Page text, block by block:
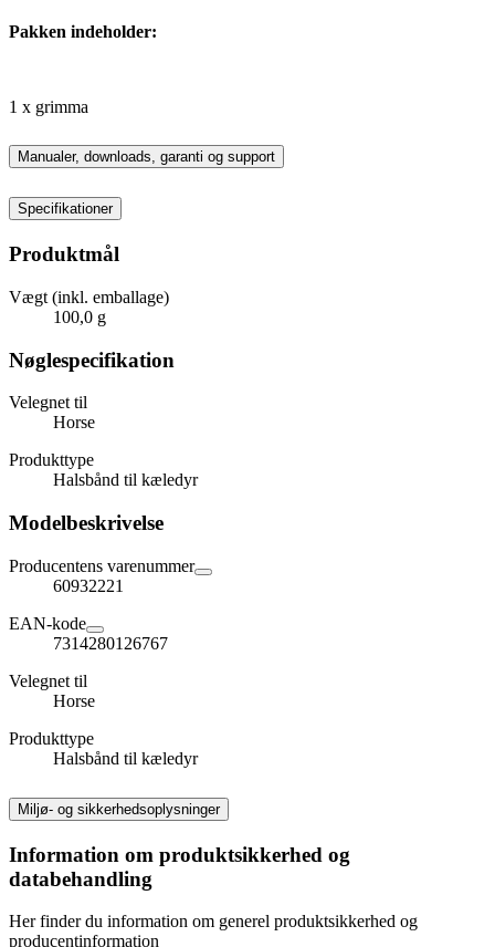
Pakken indeholder:
1 x grimma
Manualer, downloads, garanti og support
Specifikationer
Produktmål
Vægt (inkl. emballage)
100,0 g
Nøglespecifikation
Velegnet til
Horse
Produkttype
Halsbånd til kæledyr
Modelbeskrivelse
Producentens varenummer
60932221
EAN-kode
7314280126767
Velegnet til
Horse
Produkttype
Halsbånd til kæledyr
Miljø- og sikkerhedsoplysninger
Information om produktsikkerhed og
databehandling
Her finder du information om generel produktsikkerhed og
producentinformation